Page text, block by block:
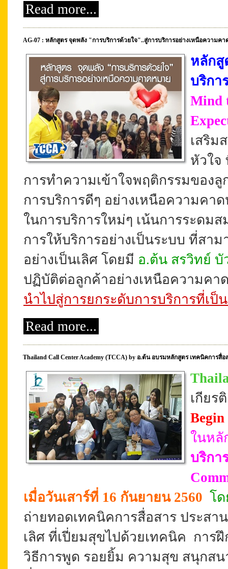
Read more...
AG-07 : หลักสูตร จุดพลัง "การบริการด้วยใจ"..สู่การบริการอย่างเหนือความคาด
หลัก
บริกา
Mind
เสริม
หัวใจ
การทำความเข้าใจพฤติกรรมของลู
การบริการดีๆ อย่างเหนือความคา
ในการบริการใหม่ๆ เน้นการระดม
การให้บริการอย่างเป็นระบบ ที่สา
อย่างเป็นเลิศ โดยมี อ.ต้น สรวิทย์ บั
ปฏิบัติต่อลูกค้าอย่างเหนือความค
นำไปสู่การยกระดับการบริการที่เป็
Read more...
Thailand Call Center Academy (TCCA) by อ.ต้น อบรมหลักสูตร เทคนิคการ
เกียร
ในหลั
บริกา
เมื่อวันเสาร์ที่ 16 กันยายน 2560 โ
ถ่ายทอดเทคนิคการสื่อสาร ประสา
เลิศ ที่เปี่ยมสุขไปด้วยเทคนิค การฝึ
วิธีการพูด รอยยิ้ม ความสุข สนุกส